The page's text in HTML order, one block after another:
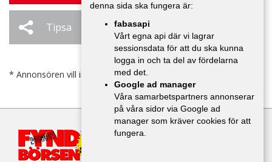
Tipsa
* Annonsören vill inte bli kontaktad av försäljare.
denna sida ska fungera är:
fabasapi
Vårt egna api där vi lagrar
sessionsdata för att du ska kunna
logga in och ta del av fördelarna
med det.
Google ad manager
Våra samarbetspartners annonserar
på våra sidor via Google ad
manager som kräver cookies för att
fungera.